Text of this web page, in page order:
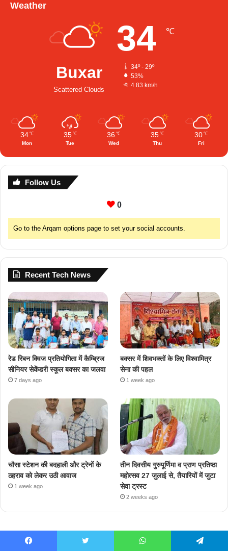
Weather
Buxar
Scattered Clouds
34 ℃
34º - 29º
53%
4.83 km/h
34 ℃
Mon
35 ℃
Tue
36 ℃
Wed
35 ℃
Thu
30 ℃
Fri
Follow Us
0
Go to the Arqam options page to set your social accounts.
Recent Tech News
रेड रिबन क्विज प्रतियोगिता में कैम्ब्रिज
सीनियर सेकेंडरी स्कूल बक्सर का जलवा
7 days ago
बक्सर में शिवभक्तों के लिए विश्वामित्र
सेना की पहल
1 week ago
चौसा स्टेशन की बदहाली और ट्रेनों के
ठहराव को लेकर उठी आवाज
1 week ago
तीन दिवसीय गुरुपूर्णिमा व प्राण प्रतिष्ठा
महोत्सव 27 जुलाई से, तैयारियों में जुटा
सेवा ट्रस्ट
2 weeks ago